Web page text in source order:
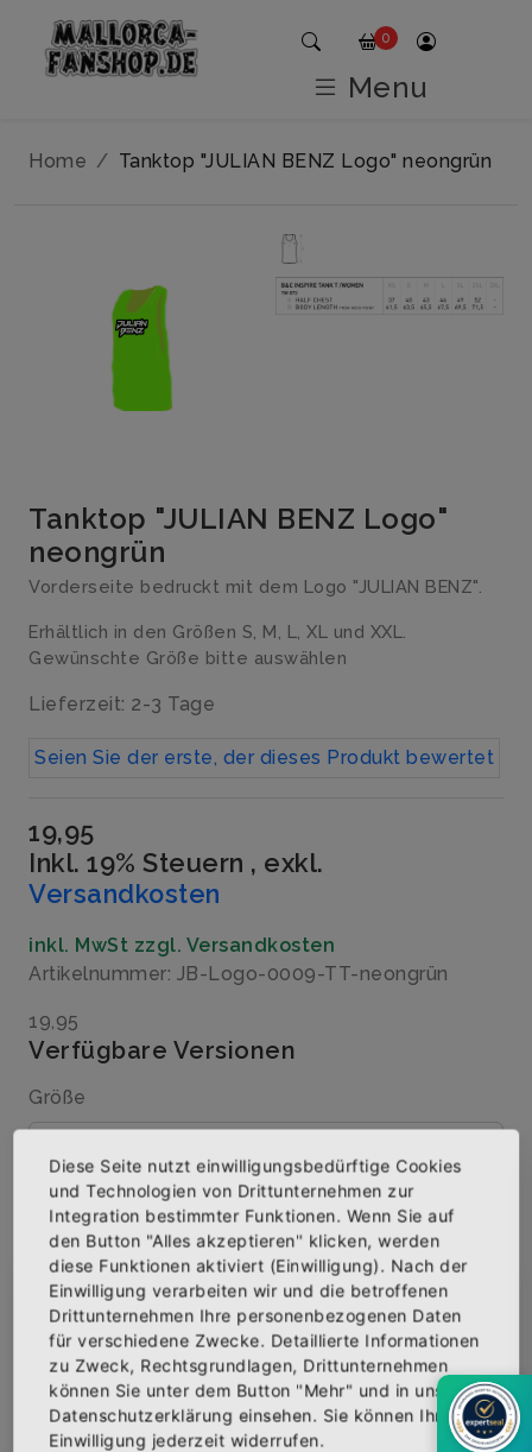
Home Tanktop "JULIAN BENZ Logo" neongrün
Tanktop "JULIAN BENZ Logo"
neongrün
Vorderseite bedruckt mit dem Logo "JULIAN BENZ".
Erhältlich in den Größen S, M, L, XL und XXL.
Gewünschte Größe bitte auswählen
Lieferzeit: 2-3 Tage
Seien Sie der erste, der dieses Produkt bewertet
19,95
Inkl. 19% Steuern , exkl.
Versandkosten
inkl. MwSt zzgl. Versandkosten
Artikelnummer: JB-Logo-0009-TT-neongrün
19,95
Verfügbare Versionen
Größe
Menge
IN DEN WARENKORB
AUF DIE WUNSCHLISTE
Abonniere jetzt unseren Newsletter
Bekomme die aktuellsten News über neue
Produkte und zudem einen 10% Gutschein für
deine nächste Bestellung.
0
Menu
Diese Seite nutzt einwilligungsbedürftige Cookies
und Technologien von Drittunternehmen zur
Integration bestimmter Funktionen. Wenn Sie auf
den Button "Alles akzeptieren" klicken, werden
diese Funktionen aktiviert (Einwilligung). Nach der
Einwilligung verarbeiten wir und die betroffenen
Drittunternehmen Ihre personenbezogenen Daten
für verschiedene Zwecke. Detaillierte Informationen
zu Zweck, Rechtsgrundlagen, Drittunternehmen
können Sie unter dem Button "Mehr" und in unserer
Datenschutzerklärung einsehen. Sie können Ihre
Einwilligung jederzeit widerrufen.